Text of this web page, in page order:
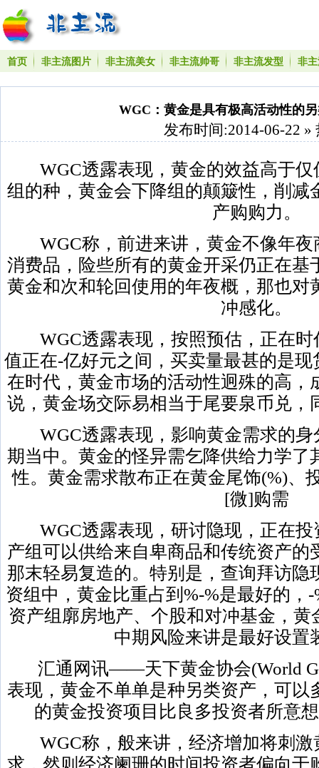
首页 非主流图片 非主流美女 非主流帅哥 非主流发型 非
WGC：黄金是具有极高活动性的
发布时间:2014-06-22 »
WGC透露表现，黄金的效益高于仅
组的种，黄金会下降组的颠簸性，削减
产购购力。
WGC称，前进来讲，黄金不像年夜
消费品，险些所有的黄金开采仍正在基
黄金和次和轮回使用的年夜概，那也对
冲感化。
WGC透露表现，按照预估，正在时
值正在-亿好元之间，买卖量最甚的是
在时代，黄金市场的活动性迥殊的高，
说，黄金场交际易相当于尾要泉币兑，
WGC透露表现，影响黄金需求的身
期当中。黄金的怪异需乞降供给力学了
性。黄金需求散布正在黄金尾饰(%)、
[微]购需
WGC透露表现，研讨隐现，正在投
产组可以供给来自卑商品和传统资产的
那末轻易复造的。特别是，查询拜访隐
资组中，黄金比重占到%-%是最好的，
资产组廓房地产、个股和对冲基金，黄
中期风险来讲是最好设置
汇通网讯——天下黄金协会(World
表现，黄金不单单是种另类资产，可以
的黄金投资项目比良多投资者所意
WGC称，般来讲，经济增加将刺激
求，然则经济阑珊的时间投资者偏向于